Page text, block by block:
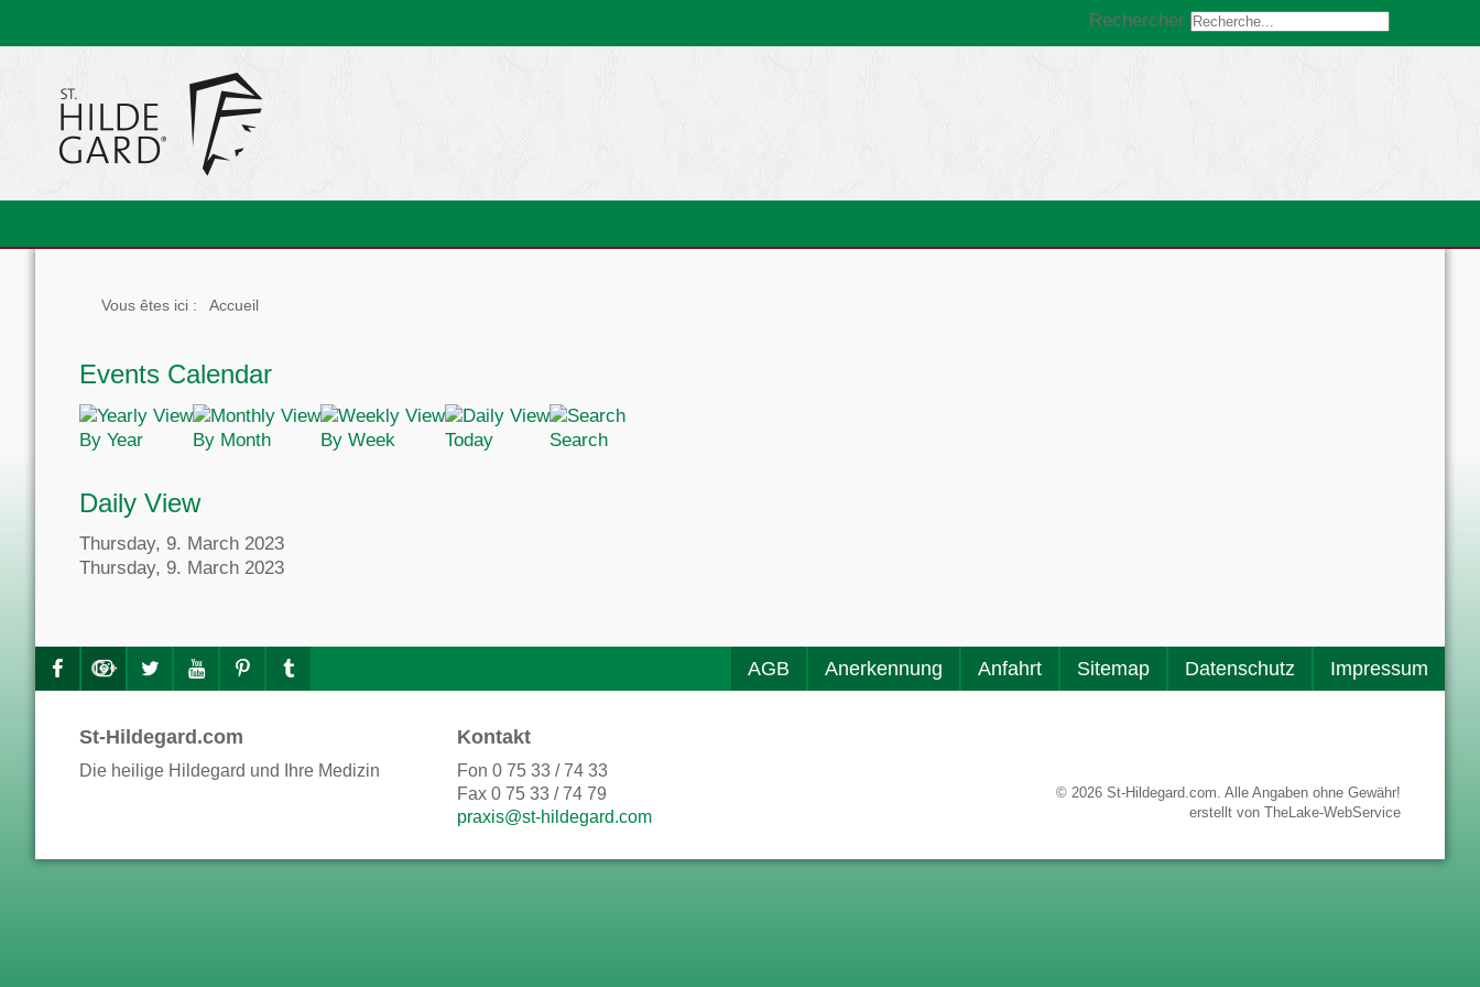
Rechercher
Vous êtes ici : Accueil
Events Calendar
By Year By Month By Week Today Search
Daily View
Thursday, 9. March 2023
Thursday, 9. March 2023
AGB Anerkennung Anfahrt Sitemap Datenschutz Impressum
St-Hildegard.com
Die heilige Hildegard und Ihre Medizin
Kontakt
Fon 0 75 33 / 74 33
Fax 0 75 33 / 74 79
praxis@st-hildegard.com
© 2026 St-Hildegard.com. Alle Angaben ohne Gewähr!
erstellt von TheLake-WebService